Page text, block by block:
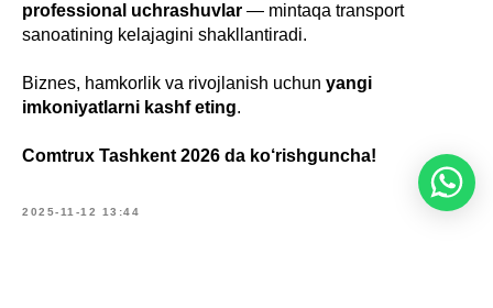
professional uchrashuvlar — mintaqa transport
sanoatining kelajagini shakllantiradi.
Biznes, hamkorlik va rivojlanish uchun yangi
imkoniyatlarni kashf eting.
Comtrux Tashkent 2026 da ko‘rishguncha!
2025-11-12 13:44